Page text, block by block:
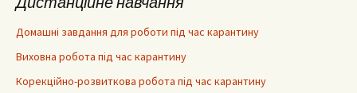
Домашні завдання для роботи під час карантину
Виховна робота під час карантину
Корекційно-розвиткова робота під час карантину